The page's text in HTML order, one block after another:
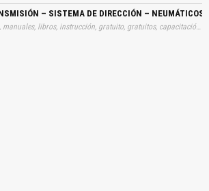
– SISTEMA DE DIRECCIÓN –
Tags: manual, instrucciones, manuales, libros, instrucción, gratuito, gratuitos, capacitación, entrenamiento, capacitaciones, información, datos, gratis, descargar, guías, guias, ejes, transmisiones, sistemas, direcciones, neumaticos, remociones, ejes, transmisiones, desarmados, armados, ejes, instalaciones, reemplazos, atf, fluidos, direcciones, inspecciones, presiones, aires, neumaticos, inflaciones, neumaticos, fugas, aires, rotaciones, balances, ruedas, inspecciones, visuales, balances, coches, cremalleras, direcciones, remociones, instalaciones, aprender, descargas